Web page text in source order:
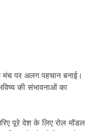
पर अलग पहचान बनाई।
की संभावनाओं का
पूरे देश के लिए रोल मॉडल